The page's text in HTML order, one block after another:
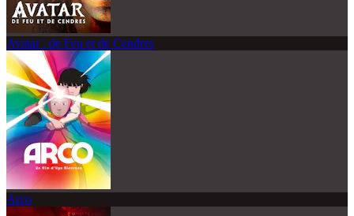
Avatar : de Feu et de Cendres
Arco